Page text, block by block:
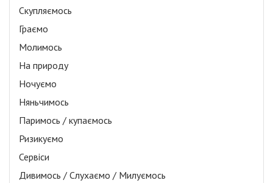
Скупляємось
Граємо
Молимось
На природу
Ночуємо
Няньчимось
Паримось / купаємось
Ризикуємо
Сервіси
Дивимось / Слухаємо / Милуємось